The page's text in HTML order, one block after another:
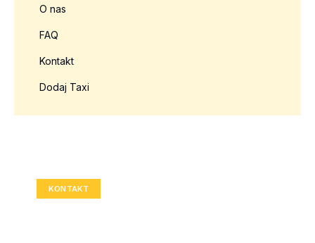
O nas
FAQ
Kontakt
Dodaj Taxi
KONTAKT